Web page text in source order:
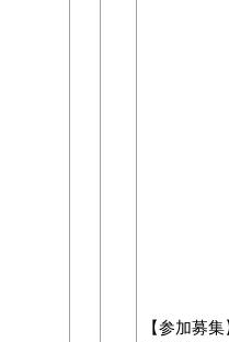
【参加募集